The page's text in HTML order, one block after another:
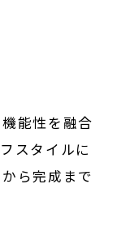
能性を融合
スタイルに
ら完成まで